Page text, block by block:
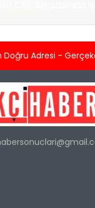
ve satmak
ticarileşme ile olası
için
/ ACCESS
Kleen-Hy-Dro-Gen
Doğru Adresi -